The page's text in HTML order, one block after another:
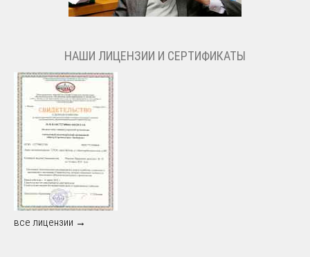
НАШИ ЛИЦЕНЗИИ И СЕРТИФИКАТЫ
все лицензии →